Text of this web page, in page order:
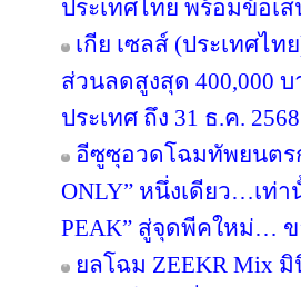
ประเทศไทย พร้อมข้อเ
เกีย เซลส์ (ประเทศไ
ส่วนลดสูงสุด 400,000
ประเทศ ถึง 31 ธ.ค. 2568
อีซูซุอวดโฉมทัพยนตร
ONLY” หนึ่งเดียว…เท่
PEAK” สู่จุดพีคใหม่… ข
ยลโฉม ZEEKR Mix